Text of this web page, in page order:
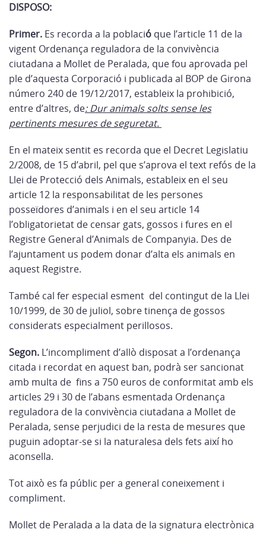
DISPOSO:
Primer. Es recorda a la població que l’article 11 de la
vigent Ordenança reguladora de la convivència
ciutadana a Mollet de Peralada, que fou aprovada pel
ple d’aquesta Corporació i publicada al BOP de Girona
número 240 de 19/12/2017, estableix la prohibició,
entre d’altres, de: Dur animals solts sense les
pertinents mesures de seguretat.
En el mateix sentit es recorda que el Decret Legislatiu
2/2008, de 15 d’abril, pel que s’aprova el text refós de la
Llei de Protecció dels Animals, estableix en el seu
article 12 la responsabilitat de les persones
posseïdores d’animals i en el seu article 14
l’obligatorietat de censar gats, gossos i fures en el
Registre General d’Animals de Companyia. Des de
l’ajuntament us podem donar d’alta els animals en
aquest Registre.
També cal fer especial esment del contingut de la Llei
10/1999, de 30 de juliol, sobre tinença de gossos
considerats especialment perillosos.
Segon. L’incompliment d’allò disposat a l’ordenança
citada i recordat en aquest ban, podrà ser sancionat
amb multa de fins a 750 euros de conformitat amb els
articles 29 i 30 de l’abans esmentada Ordenança
reguladora de la convivència ciutadana a Mollet de
Peralada, sense perjudici de la resta de mesures que
puguin adoptar-se si la naturalesa dels fets així ho
aconsella.
Tot això es fa públic per a general coneixement i
compliment.
Mollet de Peralada a la data de la signatura electrònica